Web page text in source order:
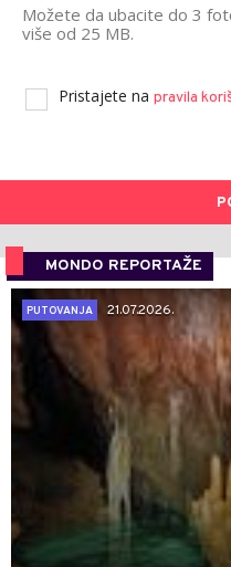
Možete da ubacite do 3
više od 25 MB.
Pristajete na pravila
MONDO REPORTAŽE
PUTOVANJA
21.07.2026.